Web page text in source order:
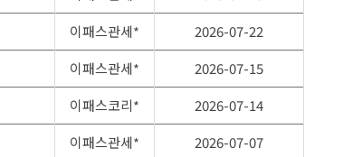
이패스관세*
2026-07-22
이패스관세*
2026-07-15
이패스코리*
2026-07-14
이패스관세*
2026-07-07